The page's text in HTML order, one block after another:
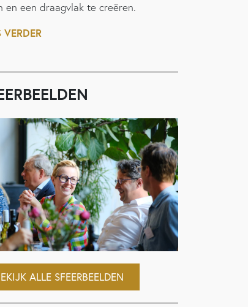
en een draagvlak te creëren.
VERDER
ALLE SFEERBEELDEN